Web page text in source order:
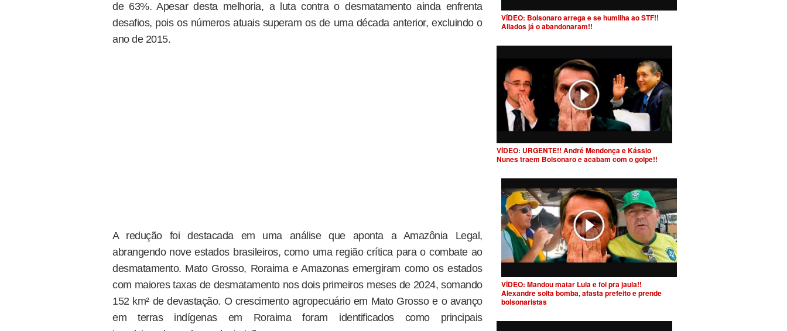
de 63%. Apesar desta melhoria, a luta contra o desmatamento ainda enfrenta
desafios, pois os números atuais superam os de uma década anterior, excluindo o
ano de 2015.
A redução foi destacada em uma análise que aponta a Amazônia Legal,
abrangendo nove estados brasileiros, como uma região crítica para o combate ao
desmatamento. Mato Grosso, Roraima e Amazonas emergiram como os estados
com maiores taxas de desmatamento nos dois primeiros meses de 2024, somando
152 km² de devastação. O crescimento agropecuário em Mato Grosso e o avanço
em terras indígenas em Roraima foram identificados como principais
VÍDEO: Bolsonaro arrega e se humilha ao STF!!
Aliados já o abandonaram!!
VÍDEO: URGENTE!! André Mendonça e Kássio
Nunes traem Bolsonaro e acabam com o golpe!!
VÍDEO: Mandou matar Lula e foi pra jaula!!
Alexandre solta bomba, afasta prefeito e prende
bolsonaristas